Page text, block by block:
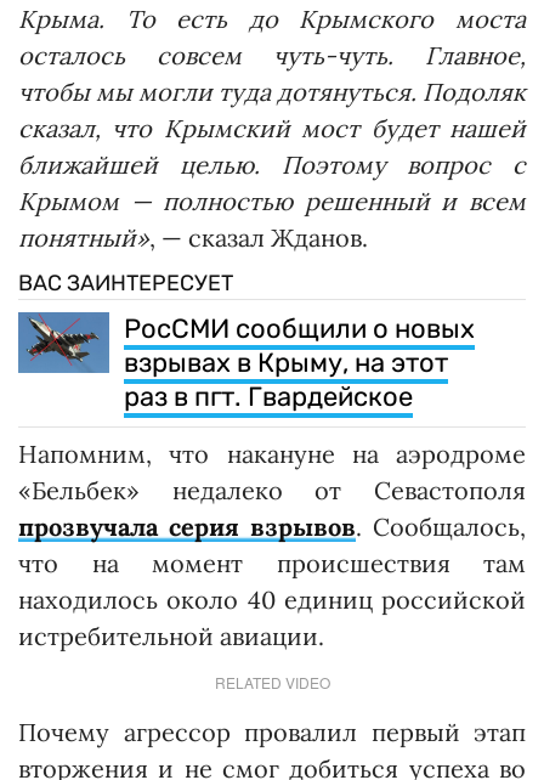
Крыма. То есть до Крымского моста
осталось совсем чуть-чуть. Главное,
чтобы мы могли туда дотянуться. Подоляк
сказал, что Крымский мост будет нашей
ближайшей целью. Поэтому вопрос с
Крымом — полностью решенный и всем
понятный», — сказал Жданов.
ВАС ЗАИНТЕРЕСУЕТ
РосСМИ сообщили о новых
взрывах в Крыму, на этот
раз в пгт. Гвардейское
Напомним, что накануне на аэродроме
«Бельбек» недалеко от Севастополя
прозвучала серия взрывов. Сообщалось,
что на момент происшествия там
находилось около 40 единиц российской
истребительной авиации.
RELATED VIDEO
Почему агрессор провалил первый этап
вторжения и не смог добиться успеха во